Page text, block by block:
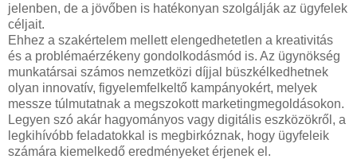
jelenben, de a jövőben is hatékonyan szolgálják az ügyfelek
céljait.
Ehhez a szakértelem mellett elengedhetetlen a kreativitás
és a problémaérzékeny gondolkodásmód is. Az ügynökség
munkatársai számos nemzetközi díjjal büszkélkedhetnek
olyan innovatív, figyelemfelkeltő kampányokért, melyek
messze túlmutatnak a megszokott marketingmegoldásokon.
Legyen szó akár hagyományos vagy digitális eszközökről, a
legkihívóbb feladatokkal is megbirkóznak, hogy ügyfeleik
számára kiemelkedő eredményeket érjenek el.